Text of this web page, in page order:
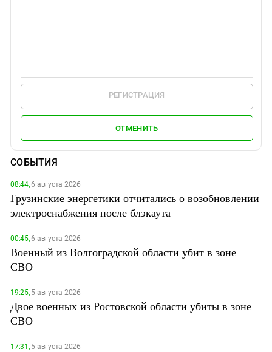
РЕГИСТРАЦИЯ
ОТМЕНИТЬ
СОБЫТИЯ
08:44,6 августа 2026
Грузинские энергетики отчитались о возобновлении
электроснабжения после блэкаута
00:45,6 августа 2026
Военный из Волгоградской области убит в зоне
СВО
19:25,5 августа 2026
Двое военных из Ростовской области убиты в зоне
СВО
17:31,5 августа 2026